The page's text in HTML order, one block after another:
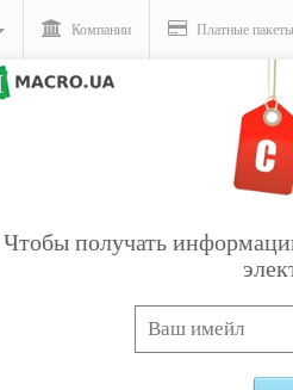
Компании Платные пакеты
Компании - Ручной
Чтобы получать